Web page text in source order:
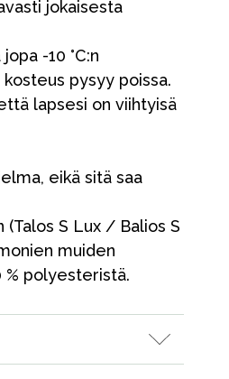
jokaisesta
-10 °C:n
pysyy poissa.
lapsesi on viihtyisä
eikä sitä saa
S Lux / Balios S
muiden
% polyesteristä.